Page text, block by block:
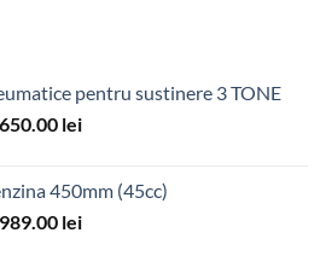
pentru sustinere 3 TONE
Prețul
1,088.20 lei.
650.00 leiPrețul
650.00 lei.
450mm (45cc)
Prețul
989.00 leiPrețul